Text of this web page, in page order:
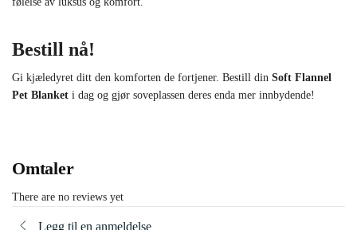
Bestill nå!
Gi kjæledyret ditt den komforten de fortjener. Bestill din Soft Flannel
Pet Blanket i dag og gjør soveplassen deres enda mer innbydende!
Omtaler
There are no reviews yet
Legg til en anmeldelse